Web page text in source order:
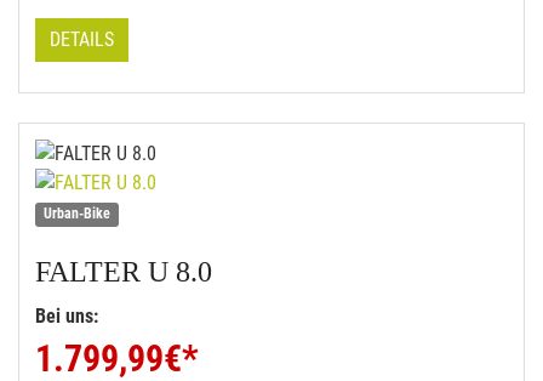
DETAILS
Urban-Bike
FALTER U 8.0
Bei uns:
1.799,99€*